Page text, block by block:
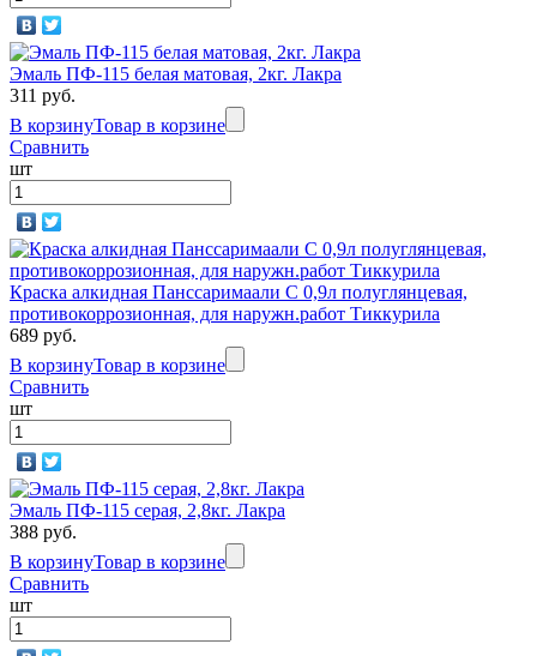
Эмаль ПФ-115 белая матовая, 2кг. Лакра
311 руб.
В корзинуТовар в корзине
Сравнить
шт
Краска алкидная Панссаримаали С 0,9л полуглянцевая,
противокоррозионная, для наружн.работ Тиккурила
689 руб.
В корзинуТовар в корзине
Сравнить
шт
Эмаль ПФ-115 серая, 2,8кг. Лакра
388 руб.
В корзинуТовар в корзине
Сравнить
шт